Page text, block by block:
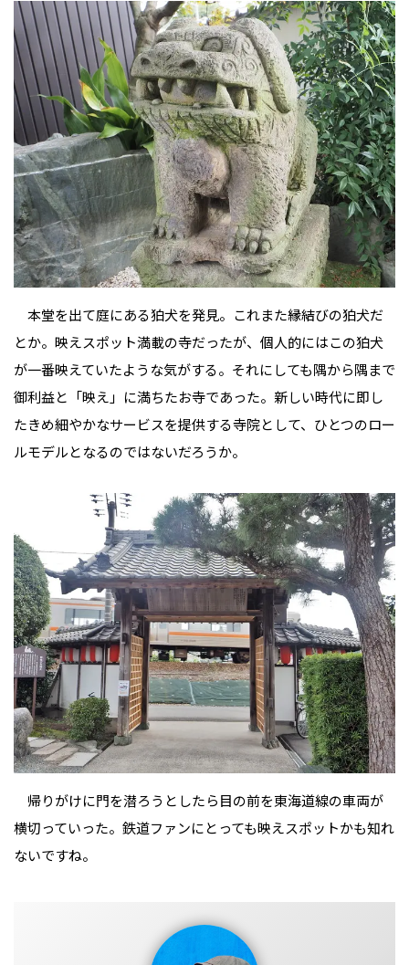
本堂を出て庭にある狛犬を発見。これまた縁結びの狛犬だ
とか。映えスポット満載の寺だったが、個人的にはこの狛犬
が一番映えていたような気がする。それにしても隅から隅まで
御利益と「映え」に満ちたお寺であった。新しい時代に即し
たきめ細やかなサービスを提供する寺院として、ひとつのロー
ルモデルとなるのではないだろうか。
帰りがけに門を潜ろうとしたら目の前を東海道線の車両が
横切っていった。鉄道ファンにとっても映えスポットかも知れ
ないですね。